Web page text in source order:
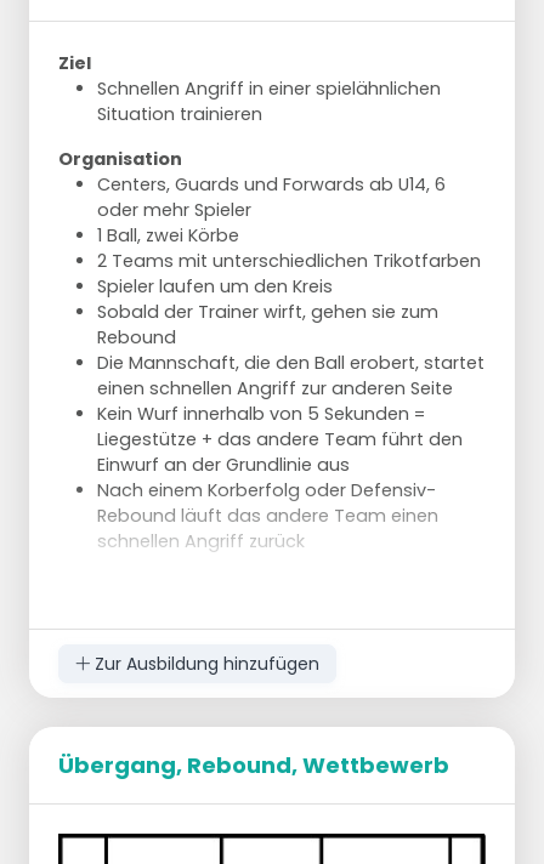
Ziel
Schnellen Angriff in einer spielähnlichen
Situation trainieren
Organisation
Centers, Guards und Forwards ab U14, 6
oder mehr Spieler
1 Ball, zwei Körbe
2 Teams mit unterschiedlichen Trikotfarben
Spieler laufen um den Kreis
Sobald der Trainer wirft, gehen sie zum
Rebound
Die Mannschaft, die den Ball erobert, startet
einen schnellen Angriff zur anderen Seite
Kein Wurf innerhalb von 5 Sekunden =
Liegestütze + das andere Team führt den
Einwurf an der Grundlinie aus
Nach einem Korberfolg oder Defensiv-
Rebound läuft das andere Team einen
schnellen Angriff zurück
Flügelspieler auf der anderen Seite startet
mit voller Geschwindigkeit
Variation
Zwei Mannschaften abwechselnd in 2
Reihen aufgestellt
Zur Ausbildung hinzufügen
Übergang, Rebound, Wettbewerb